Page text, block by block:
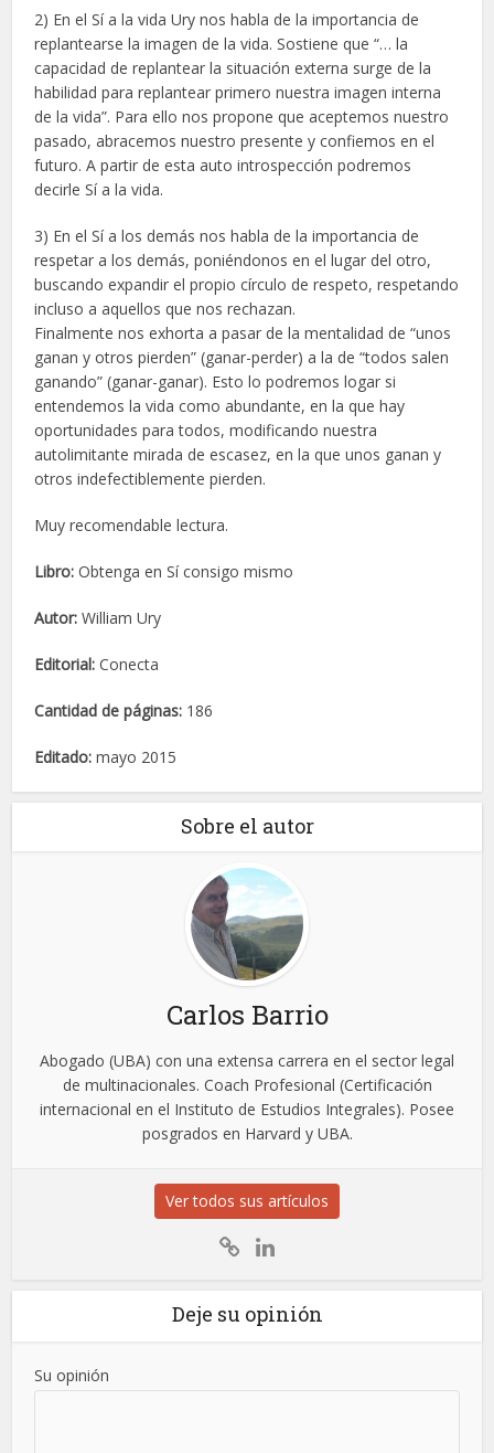
2) En el Sí a la vida Ury nos habla de la importancia de
replantearse la imagen de la vida. Sostiene que “… la
capacidad de replantear la situación externa surge de la
habilidad para replantear primero nuestra imagen interna
de la vida”. Para ello nos propone que aceptemos nuestro
pasado, abracemos nuestro presente y confiemos en el
futuro. A partir de esta auto introspección podremos
decirle Sí a la vida.
3) En el Sí a los demás nos habla de la importancia de
respetar a los demás, poniéndonos en el lugar del otro,
buscando expandir el propio círculo de respeto, respetando
incluso a aquellos que nos rechazan.
Finalmente nos exhorta a pasar de la mentalidad de “unos
ganan y otros pierden” (ganar-perder) a la de “todos salen
ganando” (ganar-ganar). Esto lo podremos logar si
entendemos la vida como abundante, en la que hay
oportunidades para todos, modificando nuestra
autolimitante mirada de escasez, en la que unos ganan y
otros indefectiblemente pierden.
Muy recomendable lectura.
Libro: Obtenga en Sí consigo mismo
Autor: William Ury
Editorial: Conecta
Cantidad de páginas: 186
Editado: mayo 2015
Sobre el autor
Carlos Barrio
Abogado (UBA) con una extensa carrera en el sector legal
de multinacionales. Coach Profesional (Certificación
internacional en el Instituto de Estudios Integrales). Posee
posgrados en Harvard y UBA.
Ver todos sus artículos
Deje su opinión
Su opinión